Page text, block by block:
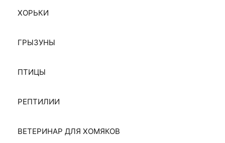
ХОРЬКИ
ГРЫЗУНЫ
ПТИЦЫ
РЕПТИЛИИ
ВЕТЕРИНАР ДЛЯ ХОМЯКОВ